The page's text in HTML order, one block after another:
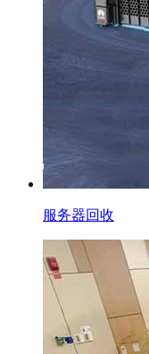
服务器回收